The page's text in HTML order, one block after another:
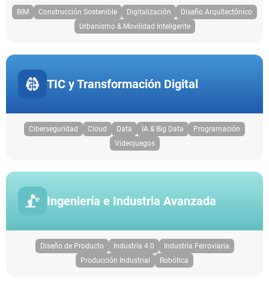
BIM Construcción Sostenible Digitalización
Diseño Arquitectónico
Urbanismo & Movilidad Inteligente
TIC y Transformación Digital
Ciberseguridad Cloud Data IA & Big Data
Programación
Videojuegos
Ingeniería e Industria Avanzada
Diseño de Producto Industria 4.0
Industria Ferroviaria
Producción Industrial
Robótica